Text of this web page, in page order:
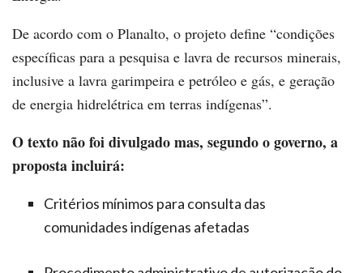
De acordo com o Planalto, o projeto define “condições
específicas para a pesquisa e lavra de recursos minerais,
inclusive a lavra garimpeira e petróleo e gás, e geração
de energia hidrelétrica em terras indígenas”.
O texto não foi divulgado mas, segundo o governo, a
proposta incluirá:
Critérios mínimos para consulta das
comunidades indígenas afetadas